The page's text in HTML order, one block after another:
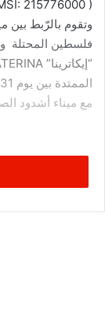
فلسطين المحتلة
مع ميناء أشدود